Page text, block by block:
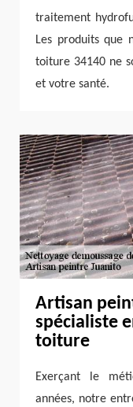
traitement
Les produits que
toiture 34140 ne
et votre santé.
Artisan
spécialiste
toiture
Exerçant le
années, notre